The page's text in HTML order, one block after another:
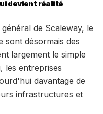
devient réalité
de Scaleway, le
sont désormais des
largement le simple
les entreprises
davantage de
infrastructures et